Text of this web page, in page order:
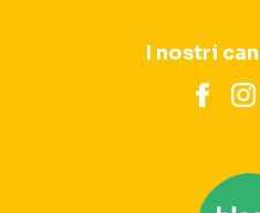
I nostri